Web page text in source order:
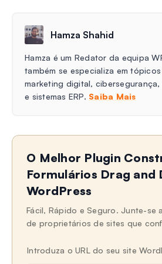
Hamza Shahid
Hamza é um Redator da equipa
também se especializa em
marketing digital,
e sistemas ERP. Saiba Mais
O Melhor Plugin
Formulários Drag and
WordPress
Fácil, Rápido e Seguro. Junte-se
de proprietários de sites que
Introduza o URL do seu site